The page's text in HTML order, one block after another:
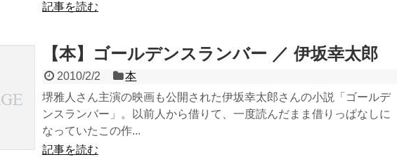
記事を読む
【本】ゴールデンスランバー ／ 伊坂幸太郎
2010/2/2
本
堺雅人さん主演の映画も公開された伊坂幸太郎さんの小説「ゴールデ
ンスランバー」。以前人から借りて、一度読んだまま借りっぱなしに
なっていたこの作...
記事を読む